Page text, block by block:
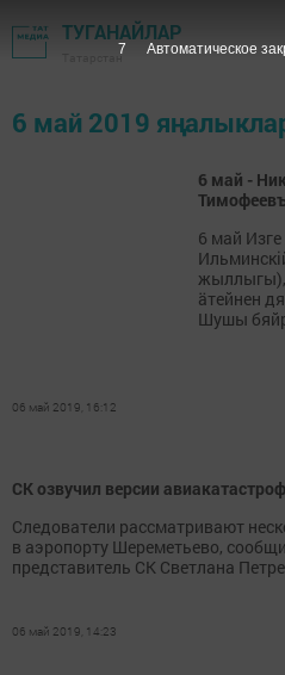
ТУГАНАЙЛАР
Татарстан
6 май 2019
6 май -
6 май
жыллыгы),
ӓтейнен
Шушы
06 май 2019, 16:12
СК озвучил версии
Следователи рассматривают
в аэропорту Шереметьево,
представитель СК Светлана
06 май 2019, 14:23
7 Автоматическое